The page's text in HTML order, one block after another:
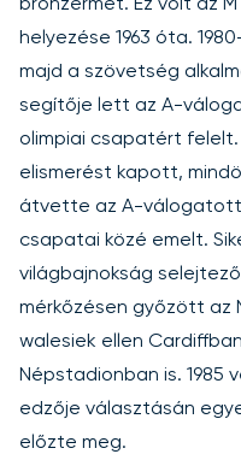
bronzérmet. Ez volt az
helyezése 1963 óta.
majd a szövetség
segítője lett az A-
olimpiai csapatért
elismerést kapott,
átvette az A-
csapatai közé emelt.
világbajnokság
mérkőzésen győzött az
walesiek ellen
Népstadionban is. 1985
edzője választásán
előzte meg.